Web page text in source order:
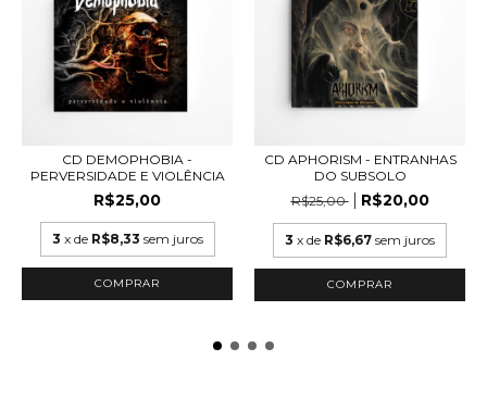
CD DEMOPHOBIA -
PERVERSIDADE E VIOLÊNCIA
R$25,00
3 x de R$8,33 sem juros
CD APHORISM - ENTRANHAS
DO SUBSOLO
R$25,00
R$20,00
3 x de R$6,67 sem juros